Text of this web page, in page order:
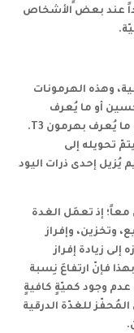
عند بعض الأشخاص
وهذه الهرمونات
أو ما يُعرف
ما يُعرف بهرمون T3
.
تحويله إلى
يُزيل إحدى ذرات اليود
معاً؛ إذ تعمَل الغدة
وتخزين، وإفراز
إلى زيادة إفراز
فإنّ ارتفاعَ نِسبة
عدم وجود كميّةٍ كافيةٍ
للغدّة الدرقية